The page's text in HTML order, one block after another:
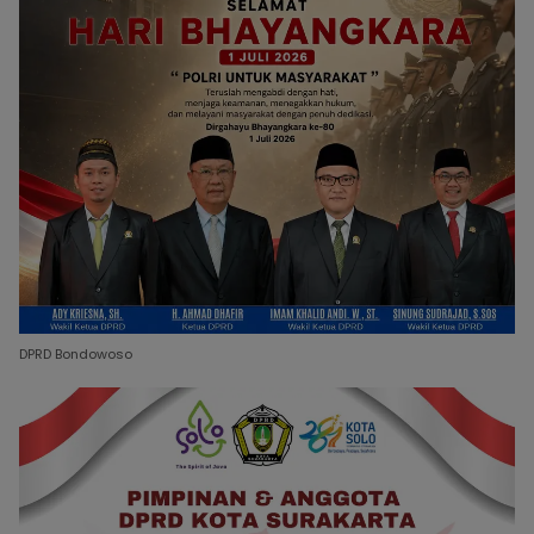
DPRD Bondowoso